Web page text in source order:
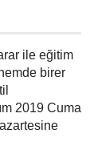
ile eğitim
birer
2019 Cuma